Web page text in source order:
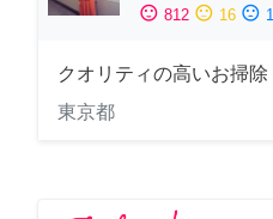
sentiment_satisfied 812 sentiment_neutral 16 sentiment_dissatisfied 1
クオリティの高いお掃除
東京都